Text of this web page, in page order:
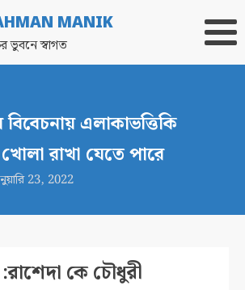
MANIK
ভুবনে স্বাগত
এলাকাভত্তিকি
খোলা রাখা যেতে পারে
23, 2022
কে চৌধুরী